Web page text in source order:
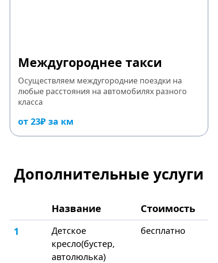
Междугороднее такси
Осуществляем междугородние поездки на
любые расстояния на автомобилях разного
класса
от 23₽ за км
Дополнительные услуги
Название
Стоимость
1
Детское
кресло(бустер,
автолюлька)
бесплатно